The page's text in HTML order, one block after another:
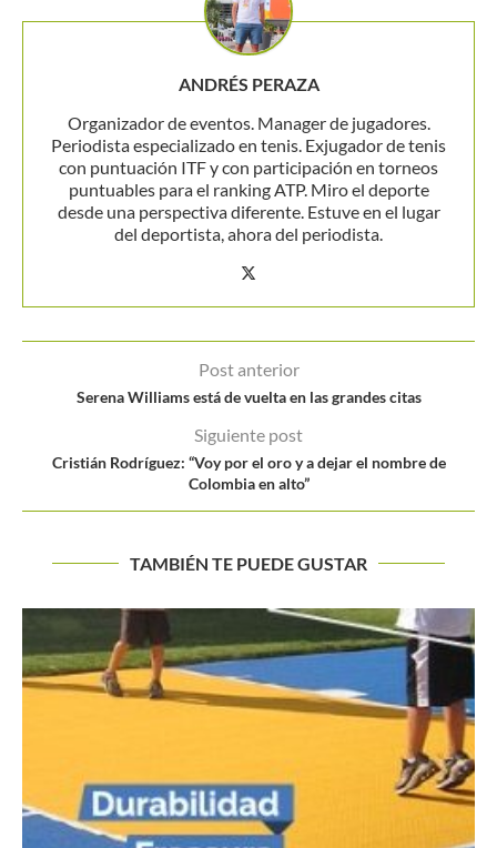
ANDRÉS PERAZA
Organizador de eventos. Manager de jugadores.
Periodista especializado en tenis. Exjugador de tenis
con puntuación ITF y con participación en torneos
puntuables para el ranking ATP. Miro el deporte
desde una perspectiva diferente. Estuve en el lugar
del deportista, ahora del periodista.
Post anterior
Serena Williams está de vuelta en las grandes citas
Siguiente post
Cristián Rodríguez: “Voy por el oro y a dejar el nombre de
Colombia en alto”
TAMBIÉN TE PUEDE GUSTAR